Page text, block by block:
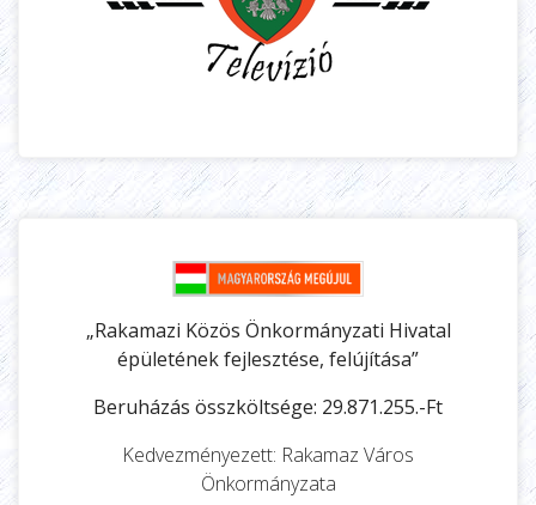
„Rakamazi Közös Önkormányzati Hivatal
épületének fejlesztése, felújítása”
Beruházás összköltsége: 29.871.255.-Ft
Kedvezményezett: Rakamaz Város
Önkormányzata